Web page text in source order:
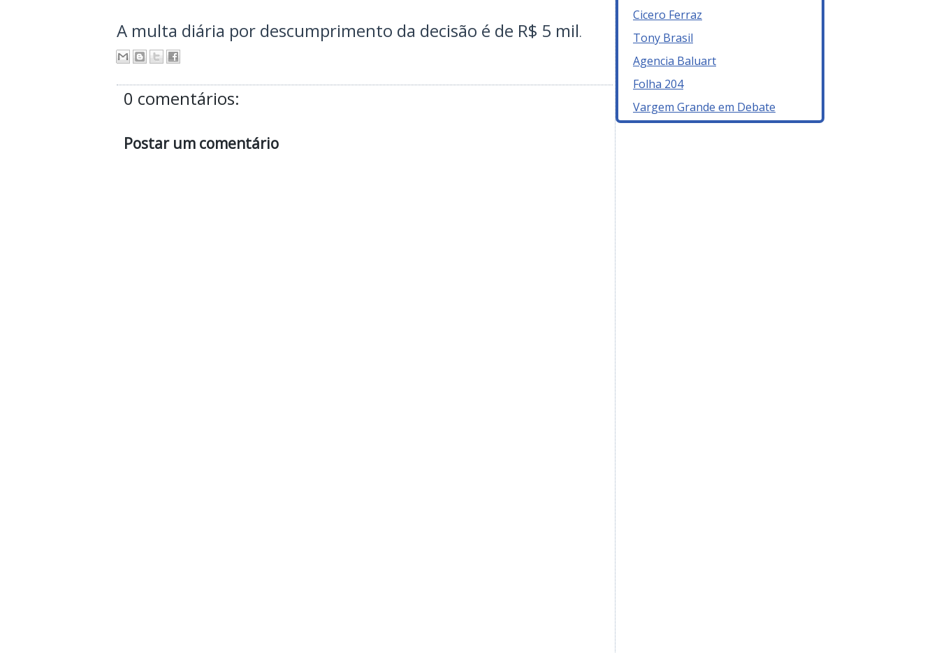
A multa diária por descumprimento da decisão é de R$ 5 mil.
0 comentários:
Postar um comentário
Cicero Ferraz
Tony Brasil
Agencia Baluart
Folha 204
Vargem Grande em Debate